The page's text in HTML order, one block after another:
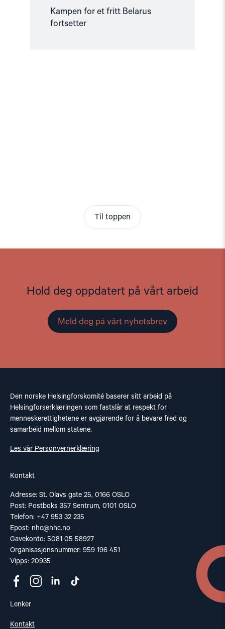
Kampen for et fritt Belarus
fortsetter
Til toppen
Hold deg oppdatert på vårt arbeid
Meld deg på vårt nyhetsbrev
Den norske Helsingforskomité baserer sitt arbeid på
Helsingforserklæringen som fastslår at respekt for
menneskerettighetene er avgjørende for å bevare fred og
samarbeid mellom statene.
Les vår Personvernerklæring
Kontakt
Adresse: St. Olavs gate 25, 0166 OSLO
Post: Postboks 357 Sentrum, 0101 OSLO
Telefon: +47 953 32 235
Epost: nhc@nhc.no
Gavekonto: 5081 05 58927
Organisasjonsnummer: 959 196 451
Vipps: 20935
Lenker
Kontakt